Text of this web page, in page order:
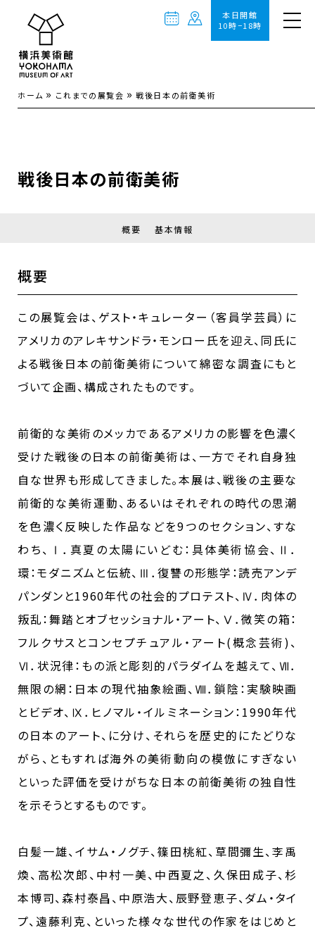
本日開館
10時−18時
ホーム » これまでの展覧会 » 戦後日本の前衛美術
戦後日本の前衛美術
概要 基本情報
概要
この展覧会は、ゲスト・キュレーター（客員学芸員）に
アメリカのアレキサンドラ・モンロー氏を迎え、同氏に
よる戦後日本の前衛美術について綿密な調査にもと
づいて企画、構成されたものです。
前衛的な美術のメッカであるアメリカの影響を色濃く
受けた戦後の日本の前衛美術は、一方でそれ自身独
自な世界も形成してきました。本展は、戦後の主要な
前衛的な美術運動、あるいはそれぞれの時代の思潮
を色濃く反映した作品などを9つのセクション、すな
わち、Ⅰ．真夏の太陽にいどむ：具体美術協会、Ⅱ．
環：モダニズムと伝統、Ⅲ．復讐の形態学：読売アンデ
パンダンと1960年代の社会的プロテスト、Ⅳ．肉体の
叛乱：舞踏とオブセッショナル・アート、Ⅴ．微笑の箱：
フルクサスとコンセプチュアル・アート(概念芸術)、
Ⅵ．状況律：もの派と彫刻的パラダイムを越えて、Ⅶ．
無限の網：日本の現代抽象絵画、Ⅷ．鎖陰：実験映画
とビデオ、Ⅸ．ヒノマル・イルミネーション：1990年代
の日本のアート、に分け、それらを歴史的にたどりな
がら、ともすれば海外の美術動向の模倣にすぎない
といった評価を受けがちな日本の前衛美術の独自性
を示そうとするものです。
白髪一雄、イサム・ノグチ、篠田桃紅、草間彌生、李禹
煥、高松次郎、中村一美、中西夏之、久保田成子、杉
本博司、森村泰昌、中原浩大、辰野登恵子、ダム・タイ
プ、遠藤利克、といった様々な世代の作家をはじめと